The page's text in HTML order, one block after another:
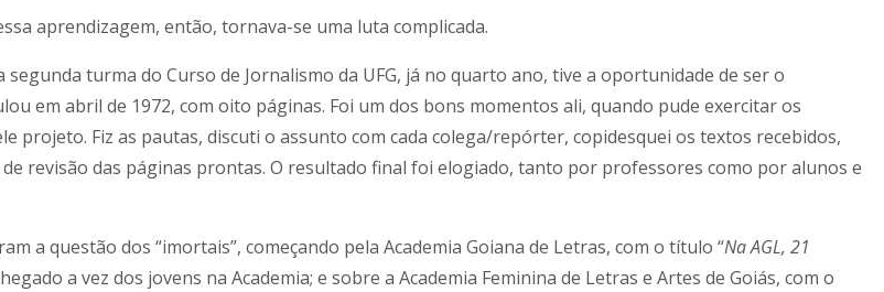
aprendizagem, então, tornava-se uma luta complicada.
turma do Curso de Jornalismo da UFG, já no quarto ano, tive a oportunidade de ser o
em abril de 1972, com oito páginas. Foi um dos bons momentos ali, quando pude exercitar os
projeto. Fiz as pautas, discuti o assunto com cada colega/repórter, copidesquei os textos recebidos,
revisão das páginas prontas. O resultado final foi elogiado, tanto por professores como por alunos e
a questão dos “imortais”, começando pela Academia Goiana de Letras, com o título “Na AGL, 21
a vez dos jovens na Academia; e sobre a Academia Feminina de Letras e Artes de Goiás, com o